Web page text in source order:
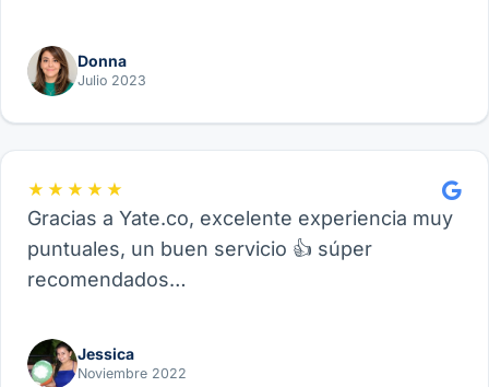
Donna
Julio 2023
★★★★★
Gracias a Yate.co, excelente experiencia muy
puntuales, un buen servicio 👍 súper
recomendados…
Jessica
Noviembre 2022